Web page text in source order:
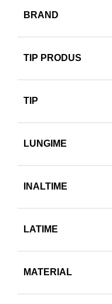
BRAND
TIP PRODUS
TIP
LUNGIME
INALTIME
LATIME
MATERIAL